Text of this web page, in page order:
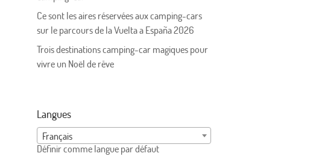
Ce sont les aires réservées aux camping-cars
sur le parcours de la Vuelta a España 2026
Trois destinations camping-car magiques pour
vivre un Noël de rêve
Langues
Français
Définir comme langue par défaut